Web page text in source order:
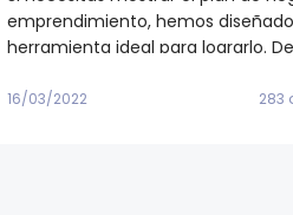
emprendimiento, hemos
herramienta ideal para lograrlo.
16/03/2022 283